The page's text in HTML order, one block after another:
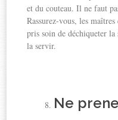
et du couteau. Il ne faut
Rassurez-vous, les
pris soin de déchiqueter la
la servir.
Ne